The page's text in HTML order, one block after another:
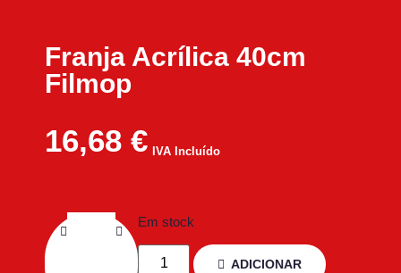
Franja Acrílica 40cm
Filmop
16,68 € IVA Incluído
Em stock
ADICIONAR